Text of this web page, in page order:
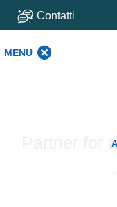
Contatti
MENU
Partner for